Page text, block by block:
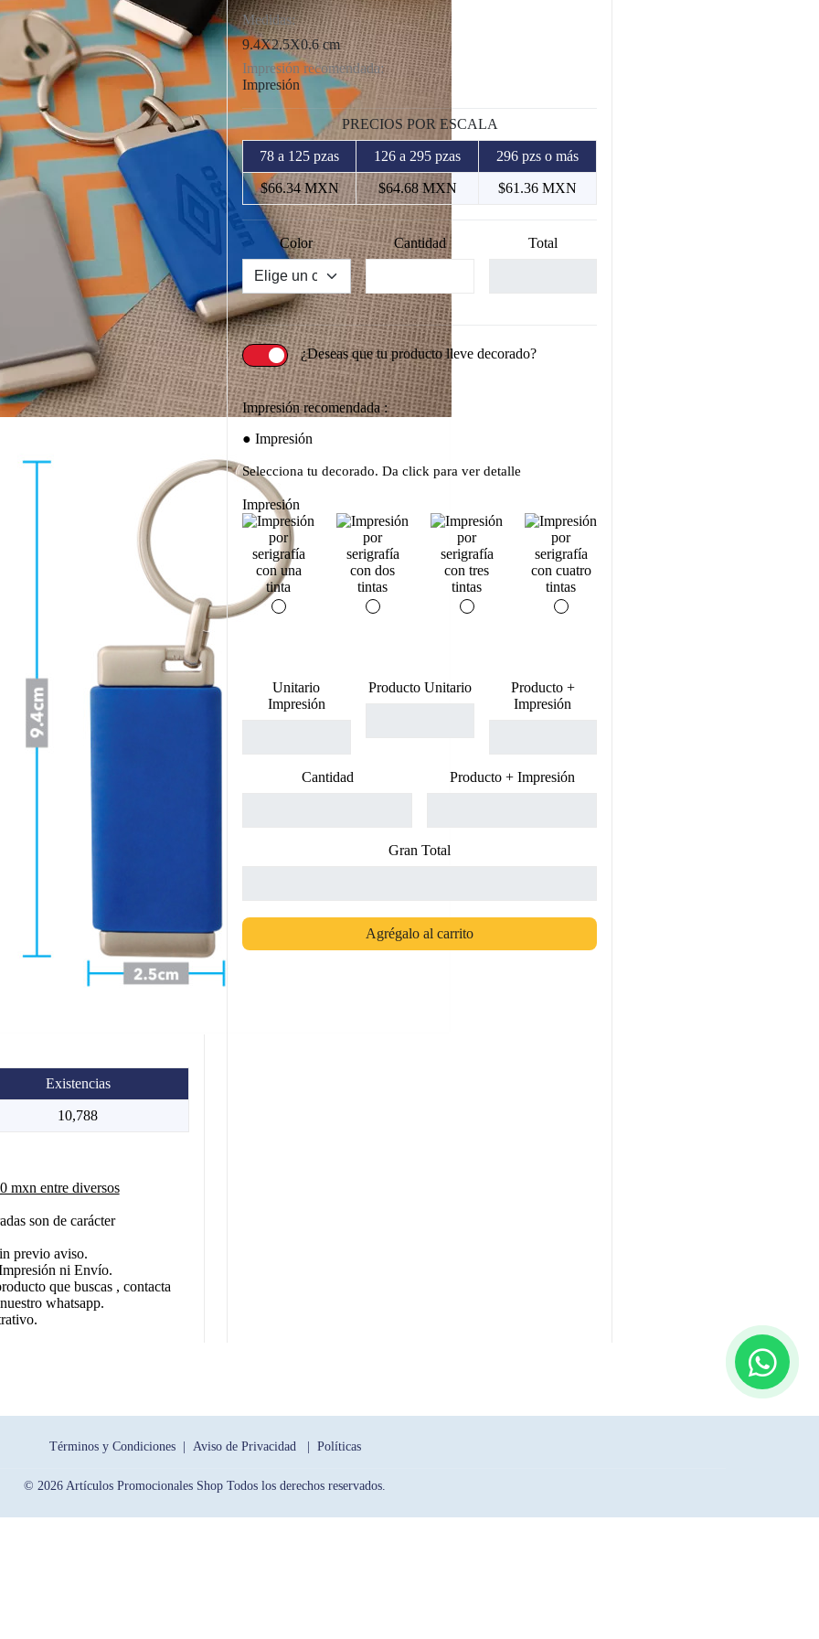
Existencias
10,788
mxn entre diversos
son de carácter
previo aviso.
ni Envío.
que buscas , contacta
whatsapp.
Medidas:
9.4X2.5X0.6 cm
Impresión recomendada:
Impresión
PRECIOS POR ESCALA
78 a 125 pzas 126 a 295 pzas 296 pzs o más
$66.34 MXN $64.68 MXN $61.36 MXN
Color Cantidad Total
¿Deseas que tu producto lleve decorado?
Impresión recomendada :
Impresión
Selecciona tu decorado. Da click para ver detalle
Impresión
Unitario
Impresión
Producto Unitario
Producto +
Impresión
Cantidad Producto + Impresión
Gran Total
Agrégalo al carrito
Términos y Condiciones | Aviso de Privacidad | Políticas
© 2026 Artículos Promocionales Shop Todos los derechos reservados.